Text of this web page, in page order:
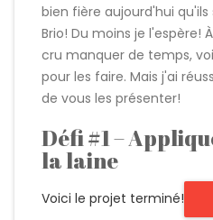
bien fière aujourd'hui
Brio! Du moins je l'espère!
cru manquer de temps,
pour les faire. Mais j'ai
de vous les présenter!
Défi #1 –
la laine
Voici le projet terminé!